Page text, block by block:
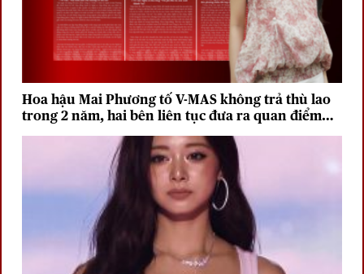
Hoa hậu Mai Phương tố V-MAS không trả thù lao
trong 2 năm, hai bên liên tục đưa ra quan điểm
trái chiều